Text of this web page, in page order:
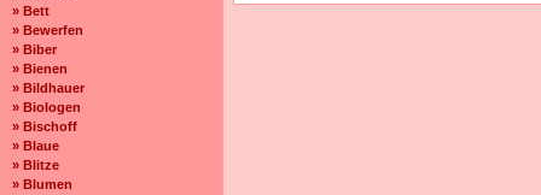
» Bett
» Bewerfen
» Biber
» Bienen
» Bildhauer
» Biologen
» Bischoff
» Blaue
» Blitze
» Blumen